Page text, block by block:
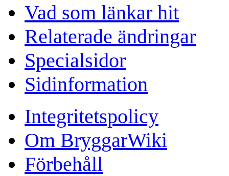
Vad som länkar hit
Relaterade ändringar
Specialsidor
Sidinformation
Integritetspolicy
Om BryggarWiki
Förbehåll